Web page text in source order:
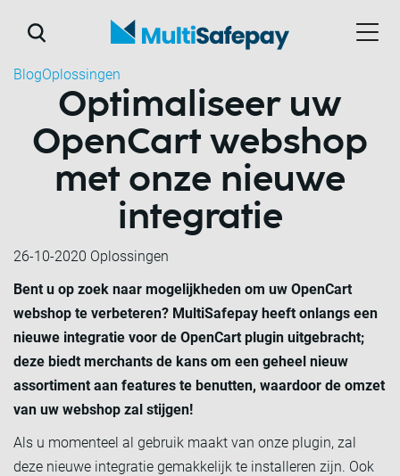
BlogOplossingen
Optimaliseer uw
OpenCart webshop
met onze nieuwe
integratie
26-10-2020 Oplossingen
Bent u op zoek naar mogelijkheden om uw OpenCart
webshop te verbeteren? MultiSafepay heeft onlangs een
nieuwe integratie voor de OpenCart plugin uitgebracht;
deze biedt merchants de kans om een geheel nieuw
assortiment aan features te benutten, waardoor de omzet
van uw webshop zal stijgen!
Als u momenteel al gebruik maakt van onze plugin, zal
deze nieuwe integratie gemakkelijk te installeren zijn. Ook